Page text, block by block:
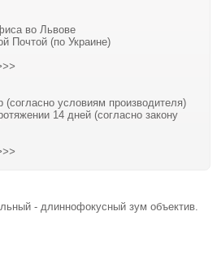
во Львове
Почтой (по Украине)
(согласно условиям производителя)
14 дней (согласно закону
- длиннофокусный зум объектив.